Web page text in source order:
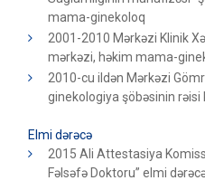
mama-ginekoloq
2001-2010 Mərkəzi Klinik
mərkəzi, həkim mama-
2010-cu ildən Mərkəzi
ginekologiya şöbəsinin rəisi
Elmi dərəcə
2015 Ali Attestasiya
Fəlsəfə Doktoru” elmi